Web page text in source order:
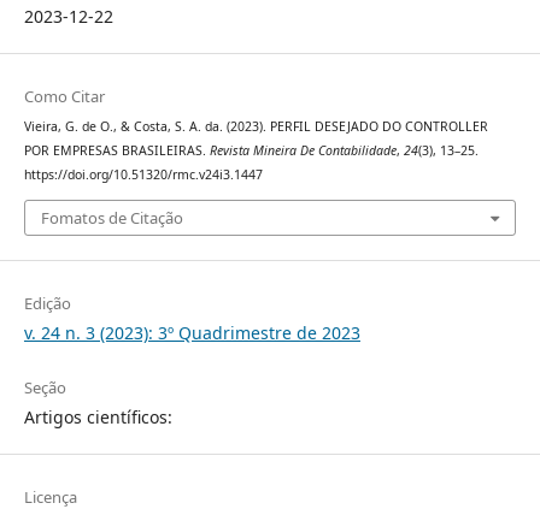
2023-12-22
Como Citar
Vieira, G. de O., & Costa, S. A. da. (2023). PERFIL DESEJADO DO CONTROLLER
POR EMPRESAS BRASILEIRAS. Revista Mineira De Contabilidade, 24(3), 13–25.
https://doi.org/10.51320/rmc.v24i3.1447
Fomatos de Citação
Edição
v. 24 n. 3 (2023): 3º Quadrimestre de 2023
Seção
Artigos científicos:
Licença